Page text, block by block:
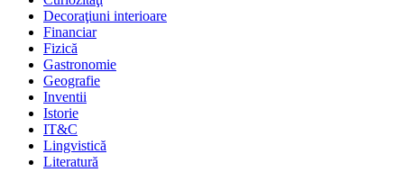
Decoraţiuni interioare
Financiar
Fizică
Gastronomie
Geografie
Inventii
Istorie
IT&C
Lingvistică
Literatură